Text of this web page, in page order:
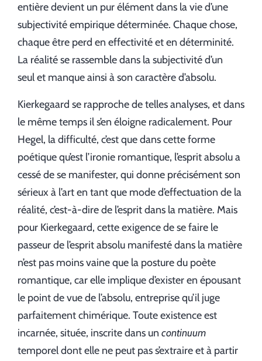
entière devient un pur élément dans la vie d’une
subjectivité empirique déterminée. Chaque chose,
chaque être perd en effectivité et en déterminité.
La réalité se rassemble dans la subjectivité d’un
seul et manque ainsi à son caractère d’absolu.
Kierkegaard se rapproche de telles analyses, et dans
le même temps il s’en éloigne radicalement. Pour
Hegel, la difficulté, c’est que dans cette forme
poétique qu’est l’ironie romantique, l’esprit absolu a
cessé de se manifester, qui donne précisément son
sérieux à l’art en tant que mode d’effectuation de la
réalité, c’est-à-dire de l’esprit dans la matière. Mais
pour Kierkegaard, cette exigence de se faire le
passeur de l’esprit absolu manifesté dans la matière
n’est pas moins vaine que la posture du poète
romantique, car elle implique d’exister en épousant
le point de vue de l’absolu, entreprise qu’il juge
parfaitement chimérique. Toute existence est
incarnée, située, inscrite dans un continuum
temporel dont elle ne peut pas s’extraire et à partir